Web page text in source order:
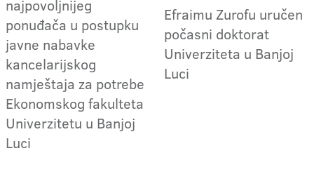
najpovoljnijeg
ponuđača u postupku
javne nabavke
kancelarijskog
namještaja za potrebe
Ekonomskog fakulteta
Univerzitetu u Banjoj
Luci
Efraimu Zurofu uručen
počasni doktorat
Univerziteta u Banjoj
Luci